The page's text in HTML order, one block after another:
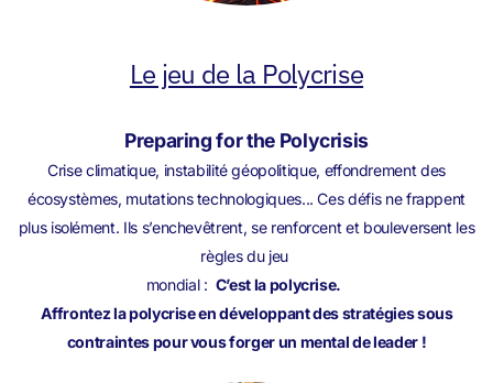
Le jeu de la Polycrise
Preparing for the Polycrisis
Crise climatique, instabilité géopolitique, effondrement des
écosystèmes, mutations technologiques... Ces défis ne frappent
plus isolément. Ils s’enchevêtrent, se renforcent et bouleversent les
règles du jeu
mondial : C’est la polycrise.
Affrontez la polycrise en développant des stratégies sous
contraintes pour vous forger un mental de leader !